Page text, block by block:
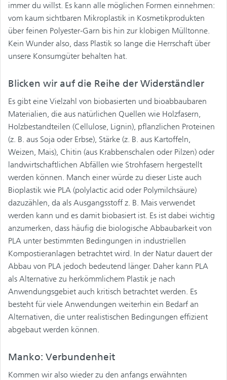
immer du willst. Es kann alle möglichen Formen einnehmen:
vom kaum sichtbaren Mikroplastik in Kosmetikprodukten
über feinen Polyester-Garn bis hin zur klobigen Mülltonne.
Kein Wunder also, dass Plastik so lange die Herrschaft über
unsere Konsumgüter behalten hat.
Blicken wir auf die Reihe der Widerständler
Es gibt eine Vielzahl von biobasierten und bioabbaubaren
Materialien, die aus natürlichen Quellen wie Holzfasern,
Holzbestandteilen (Cellulose, Lignin), pflanzlichen Proteinen
(z. B. aus Soja oder Erbse), Stärke (z. B. aus Kartoffeln,
Weizen, Mais), Chitin (aus Krabbenschalen oder Pilzen) oder
landwirtschaftlichen Abfällen wie Strohfasern hergestellt
werden können. Manch einer würde zu dieser Liste auch
Bioplastik wie PLA (polylactic acid oder Polymilchsäure)
dazuzählen, da als Ausgangsstoff z. B. Mais verwendet
werden kann und es damit biobasiert ist. Es ist dabei wichtig
anzumerken, dass häufig die biologische Abbaubarkeit von
PLA unter bestimmten Bedingungen in industriellen
Kompostieranlagen betrachtet wird. In der Natur dauert der
Abbau von PLA jedoch bedeutend länger. Daher kann PLA
als Alternative zu herkömmlichem Plastik je nach
Anwendungsgebiet auch kritisch betrachtet werden. Es
besteht für viele Anwendungen weiterhin ein Bedarf an
Alternativen, die unter realistischen Bedingungen effizient
abgebaut werden können.
Manko: Verbundenheit
Kommen wir also wieder zu den anfangs erwähnten